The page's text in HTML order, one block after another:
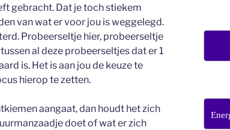
gebracht. Dat je toch stiekem
van wat er voor jou is weggelegd.
Probeerseltje hier, probeerseltje
al deze probeerseltjes dat er 1
is. Het is aan jou de keuze te
hierop te zetten.
aangaat, dan houdt het zich
doet of wat er zich